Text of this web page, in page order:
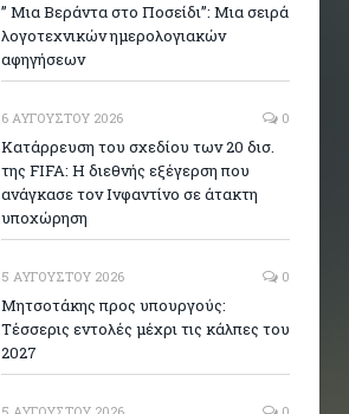
” Μια Βεράντα στο Ποσείδι”: Μια σειρά
λογοτεχνικών ημερολογιακών
αφηγήσεων
6 ΑΥΓΟΎΣΤΟΥ 2026 0
Κατάρρευση του σχεδίου των 20 δισ.
της FIFA: Η διεθνής εξέγερση που
ανάγκασε τον Ινφαντίνο σε άτακτη
υποχώρηση
5 ΑΥΓΟΎΣΤΟΥ 2026 0
Μητσοτάκης προς υπουργούς:
Τέσσερις εντολές μέχρι τις κάλπες του
2027